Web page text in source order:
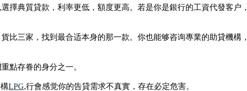
擇典質貸款，利率更低，額度更高。若是你是銀行的工資代發客
比三家，找到最合适本身的那一款。你也能够咨询專業的助貸機
點存眷的身分之一。
LPG,行會感觉你的告貸需求不真實，存在必定危害。